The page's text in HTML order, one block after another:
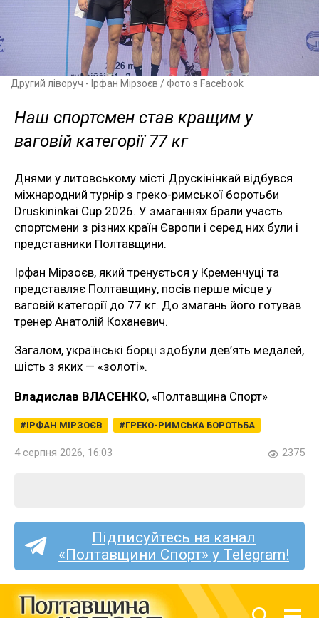
Другий ліворуч - Ірфан Мірзоєв / Фото з Facebook
Наш спортсмен став кращим у
ваговій категорії 77 кг
Днями у литовському місті Друскінінкай відбувся
міжнародний турнір з греко-римської боротьби
Druskininkai Cup 2026. У змаганнях брали участь
спортсмени з різних країн Європи і серед них були і
представники Полтавщини.
Ірфан Мірзоєв, який тренується у Кременчуці та
представляє Полтавщину, посів перше місце у
ваговій категорії до 77 кг. До змагань його готував
тренер Анатолій Коханевич.
Загалом, українські борці здобули дев’ять медалей,
шість з яких — «золоті».
Владислав ВЛАСЕНКО, «Полтавщина Спорт»
ІРФАН МІРЗОЄВ ГРЕКО-РИМСЬКА БОРОТЬБА
4 серпня 2026, 16:03 2375
Підписуйтесь на канал
«Полтавщини Спорт» у Telegram!